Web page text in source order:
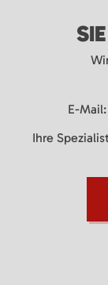
E-Mail:
Ihre